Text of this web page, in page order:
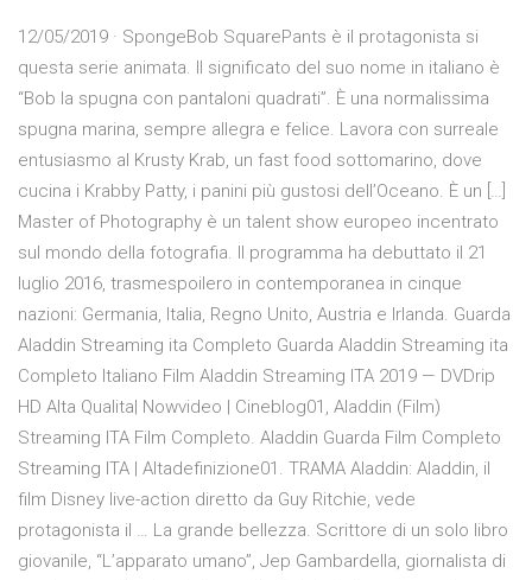
12/05/2019 · SpongeBob SquarePants è il protagonista si
questa serie animata. Il significato del suo nome in italiano è
“Bob la spugna con pantaloni quadrati”. È una normalissima
spugna marina, sempre allegra e felice. Lavora con surreale
entusiasmo al Krusty Krab, un fast food sottomarino, dove
cucina i Krabby Patty, i panini più gustosi dell’Oceano. È un […]
Master of Photography è un talent show europeo incentrato
sul mondo della fotografia. Il programma ha debuttato il 21
luglio 2016, trasmespoilero in contemporanea in cinque
nazioni: Germania, Italia, Regno Unito, Austria e Irlanda. Guarda
Aladdin Streaming ita Completo Guarda Aladdin Streaming ita
Completo Italiano Film Aladdin Streaming ITA 2019 — DVDrip
HD Alta Qualita| Nowvideo | Cineblog01, Aladdin (Film)
Streaming ITA Film Completo. Aladdin Guarda Film Completo
Streaming ITA | Altadefinizione01. TRAMA Aladdin: Aladdin, il
film Disney live-action diretto da Guy Ritchie, vede
protagonista il … La grande bellezza. Scrittore di un solo libro
giovanile, “L’apparato umano”, Jep Gambardella, giornalista di